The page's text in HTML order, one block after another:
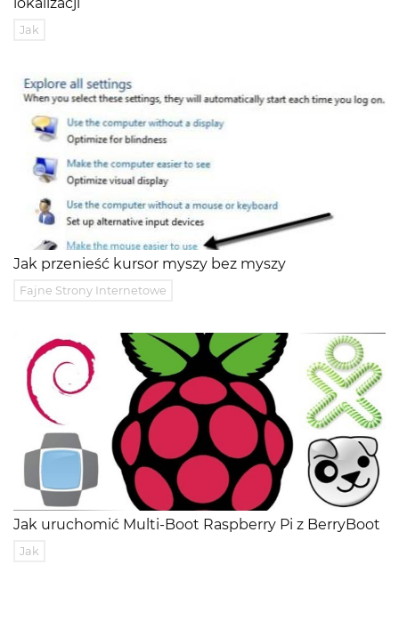
Jak
Jak przenieść kursor myszy bez myszy
Fajne Strony Internetowe
Jak uruchomić Multi-Boot Raspberry Pi z BerryBoot
Jak